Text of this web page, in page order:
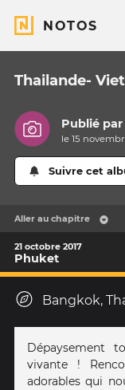
NOTOS
Thailande-
Publié par
le 15
Suivre cet
Aller au chapitre
21 octobre 2017
Phuket
Bangkok,
Dépaysement
vivante !
adorables qui